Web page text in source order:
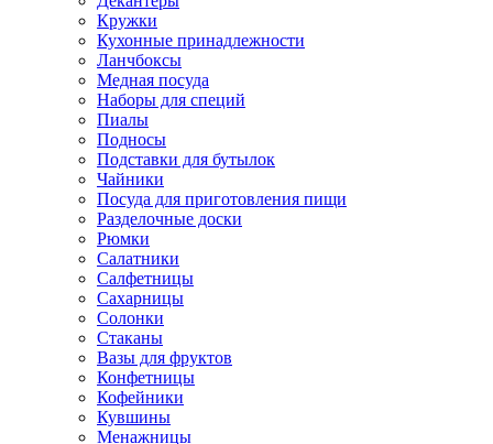
Кружки
Кухонные принадлежности
Ланчбоксы
Медная посуда
Наборы для специй
Пиалы
Подносы
Подставки для бутылок
Чайники
Посуда для приготовления пищи
Разделочные доски
Рюмки
Салатники
Салфетницы
Сахарницы
Солонки
Стаканы
Вазы для фруктов
Конфетницы
Кофейники
Кувшины
Менажницы